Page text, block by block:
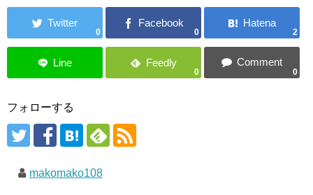
0 0 2
0 0
フォローする
makomako108